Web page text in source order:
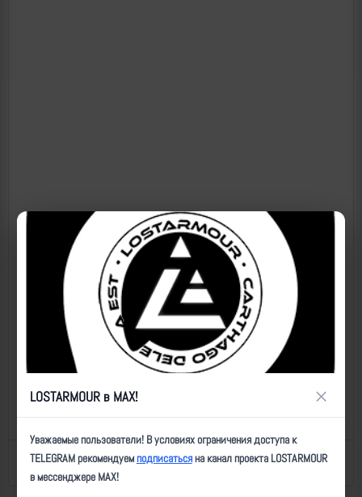
Назад к списку Последнее обновление: 21.12.2024 14:12
LOSTARMOUR в MAX! ×
Уважаемые пользователи! В условиях ограничения доступа к
TELEGRAM рекомендуемподписатьсяна канал проекта LOSTARMOUR
в мессенджере MAX!